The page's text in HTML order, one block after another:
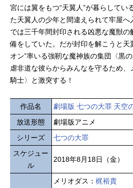
宮には翼をもつ“天翼人”が暮らしてい
た天翼人の少年と間違えられて牢屋
では三千年間封印される凶悪な魔獣
備をしていた。だが封印を解こうと天
オン”率いる強靭な魔神族の集団〈黒
虐非道な彼らからみんなを守るため
騎士〉と激突する！
作品名
劇場版 七つの大罪 天空
放送形態
劇場版アニメ
シリーズ
七つの大罪
スケジュー
ル
2018年8月18日（金）
メリオダス： 梶裕貴